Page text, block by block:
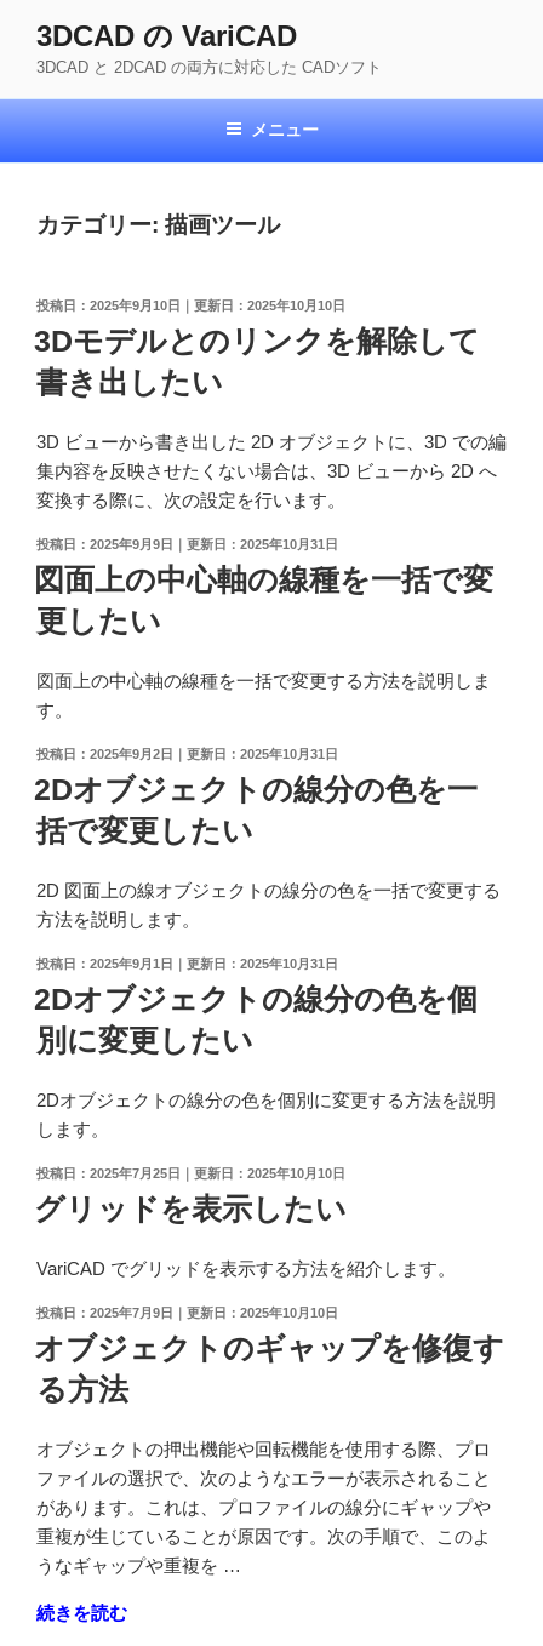
ン
へ
3DCAD の VariCAD
3DCAD と 2DCAD の両方に対応した CADソフト
メニュー
カテゴリー: 描画ツール
投
日:
2025年9月10日 2025年10月10日
3Dモデルとのリンクを解除して
書き出したい
3D ビューから書き出した 2D オブジェクトに、3D での編
集内容を反映させたくない場合は、3D ビューから 2D へ
変換する際に、次の設定を行います。
投
稿
日:
2025年9月9日 2025年10月31日
図面上の中心軸の線種を一括で変
更したい
図面上の中心軸の線種を一括で変更する方法を説明しま
す。
投
日:
2025年9月2日 2025年10月31日
2Dオブジェクトの線分の色を一
括で変更したい
2D 図面上の線オブジェクトの線分の色を一括で変更する
方法を説明します。
投
日:
2025年9月1日 2025年10月31日
2Dオブジェクトの線分の色を個
別に変更したい
2Dオブジェクトの線分の色を個別に変更する方法を説明
します。
投
稿
日:
2025年7月25日 2025年10月10日
グリッドを表示したい
VariCAD でグリッドを表示する方法を紹介します。
投
日:
2025年7月9日 2025年10月10日
オブジェクトのギャップを修復す
る方法
オブジェクトの押出機能や回転機能を使用する際、プロ
ファイルの選択で、次のようなエラーが表示されること
があります。これは、プロファイルの線分にギャップや
重複が生じていることが原因です。次の手順で、このよ
うなギャップや重複を …
"オ
続きを読む